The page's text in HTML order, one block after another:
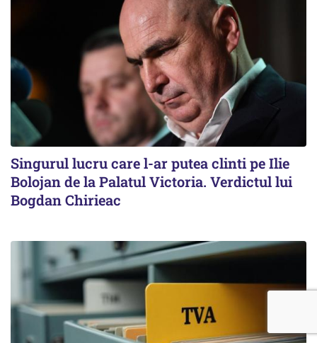
Singurul lucru care l-ar putea clinti pe Ilie
Bolojan de la Palatul Victoria. Verdictul lui
Bogdan Chirieac